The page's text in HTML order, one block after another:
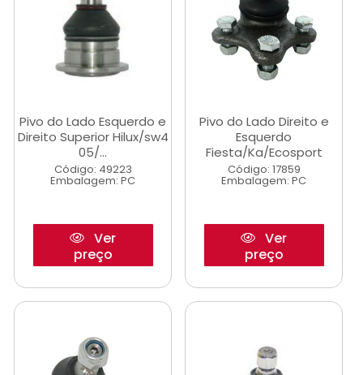
Pivo do Lado Esquerdo e
Direito Superior Hilux/sw4
05/...
Código: 49223
Embalagem: PC
Ver
preço
Pivo do Lado Direito e
Esquerdo
Fiesta/Ka/Ecosport
Código: 17859
Embalagem: PC
Ver
preço